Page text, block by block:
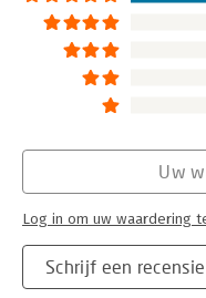
Lees verder
Schrijf een recensie
Uw
Log in om uw waardering